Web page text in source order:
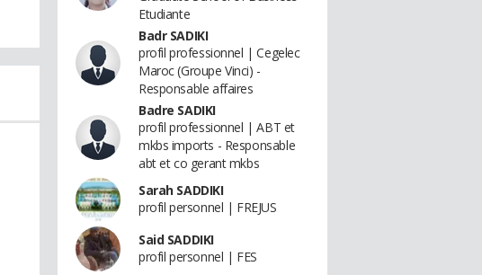
Etudiante
Badr SADIKI
profil professionnel | Cegelec
Maroc (Groupe Vinci) -
Responsable affaires
Badre SADIKI
profil professionnel | ABT et
mkbs imports - Responsable
abt et co gerant mkbs
Sarah SADDIKI
profil personnel | FREJUS
Said SADDIKI
profil personnel | FES